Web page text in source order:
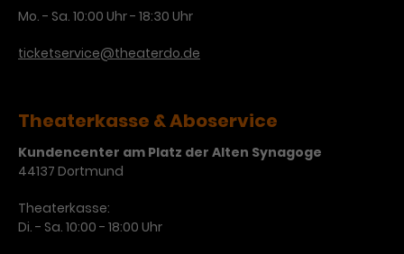
Mo. - Sa. 10:00 Uhr - 18:30 Uhr
ticketservice@theaterdo.de
Theaterkasse & Aboservice
Kundencenter am Platz der Alten Synagoge
44137 Dortmund
Theaterkasse:
Di. - Sa. 10:00 - 18:00 Uhr